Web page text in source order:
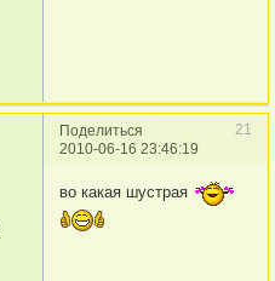
Поделиться
21
2010-06-16 23:46:19
во какая шустрая